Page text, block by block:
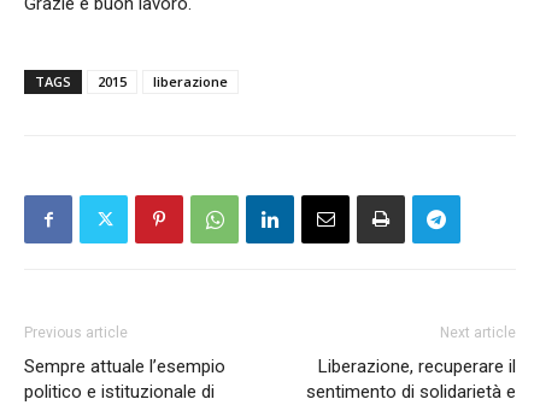
TAGS 2015 liberazione
Previous article
Sempre attuale l’esempio
politico e istituzionale di
Next article
Liberazione, recuperare il
sentimento di solidarietà e